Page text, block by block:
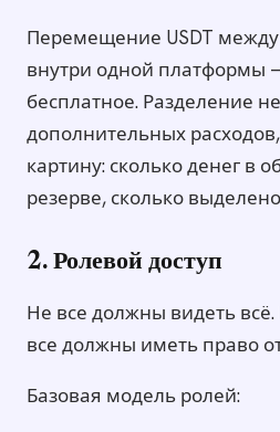
Перемещение USDT
внутри одной платформы
бесплатное. Разделение
дополнительных
картину: сколько денег в
резерве, сколько
2. Ролевой доступ
Не все должны видеть
все должны иметь право
Базовая модель ролей: